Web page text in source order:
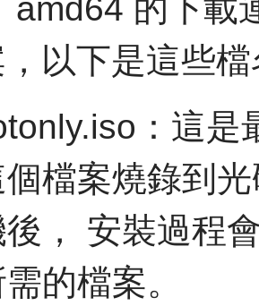
amd64 的下載
以下是這些
：這是
檔案燒錄到
後， 安裝過程
的檔案。